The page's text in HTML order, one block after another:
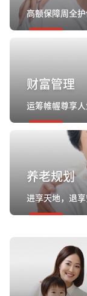
高额保障周全
财富管理
运筹帷幄尊享人
养老规划
进享天地，退